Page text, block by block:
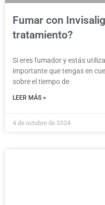
Fumar con
tratamiento?
Si eres fumador y estás
importante que tengas en
sobre el tiempo de
LEER MÁS >
4 de octubre de 2024